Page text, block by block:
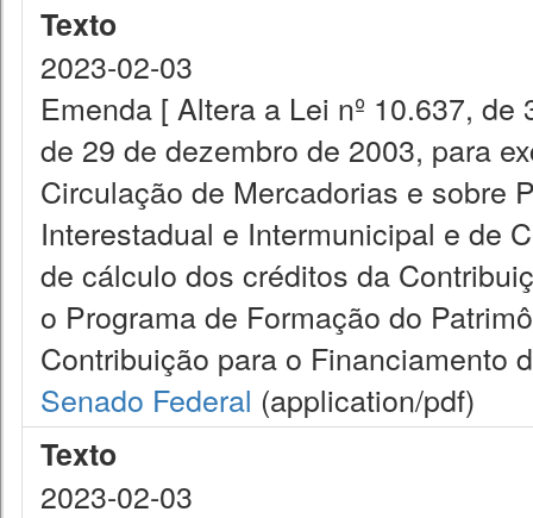
Texto
2023-02-03
Emenda [ Altera a Lei nº 10.637,
de 29 de dezembro de 2003, para
Circulação de Mercadorias e sobre
Interestadual e Intermunicipal e de
de cálculo dos créditos da
o Programa de Formação do
Contribuição para o Financiamento
Senado Federal (application/pdf)
Texto
2023-02-03